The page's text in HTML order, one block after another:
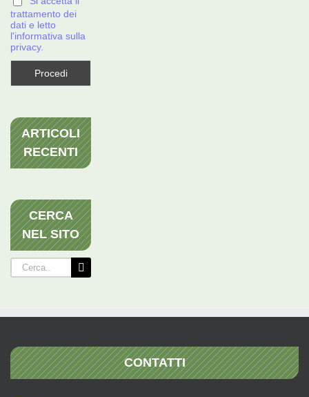
trattamento dei
dati e letto
l'informativa sulla
privacy.
ARTICOLI
RECENTI
CERCA
NEL SITO
Cerca
per:
CONTATTI